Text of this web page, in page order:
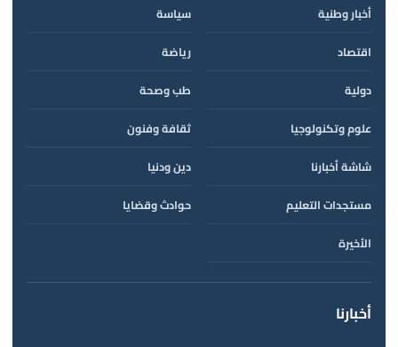
أخبار وطنية
سياسة
اقتصاد
رياضة
دولية
طب وصحة
علوم وتكنولوجيا
ثقافة وفنون
شاشة أخبارنا
دين ودنيا
مستجدات التعليم
حوادث وقضايا
الأخيرة
أخبارنا